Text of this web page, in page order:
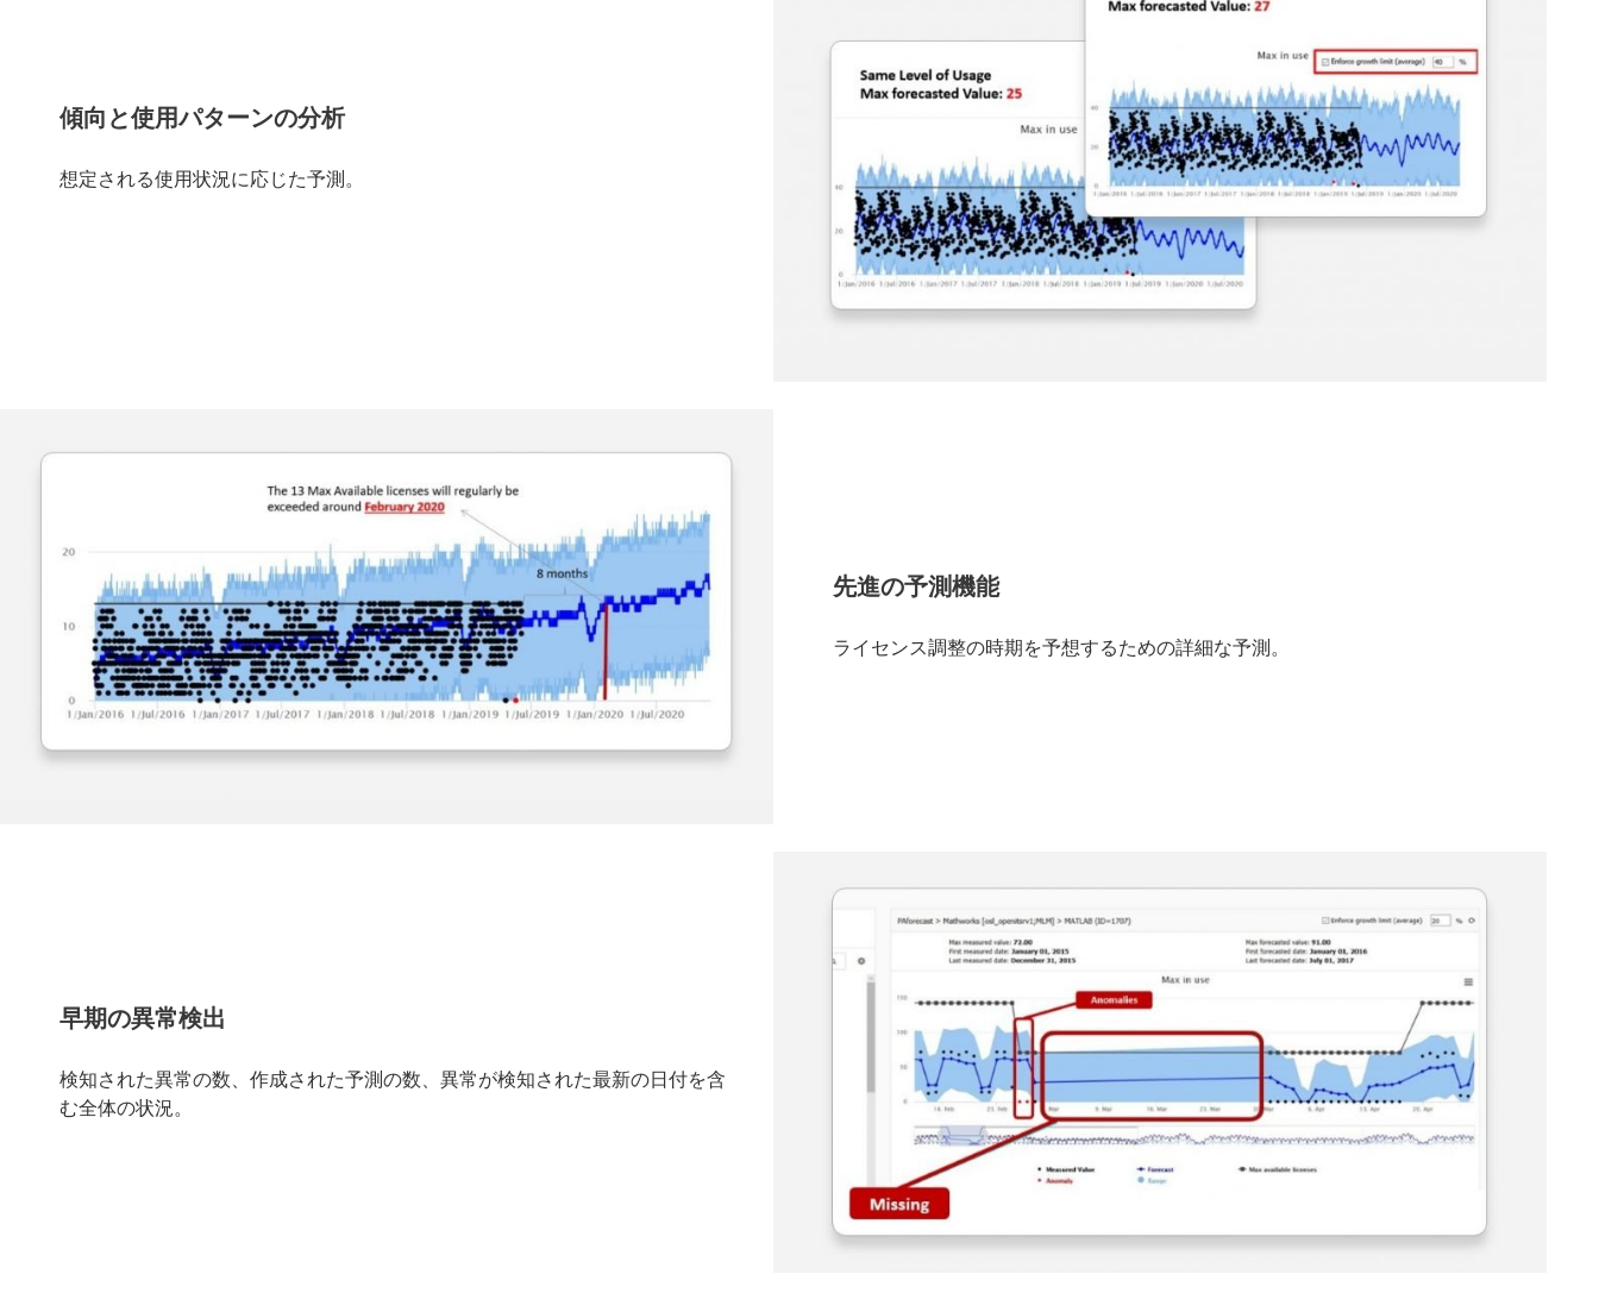
傾向と使用パターンの分析
想定される使用状況に応じた予測。
先進の予測機能
ライセンス調整の時期を予想するための詳細な予測。
早期の異常検出
検知された異常の数、作成された予測の数、異常が検知された最新の日付を含
む全体の状況。